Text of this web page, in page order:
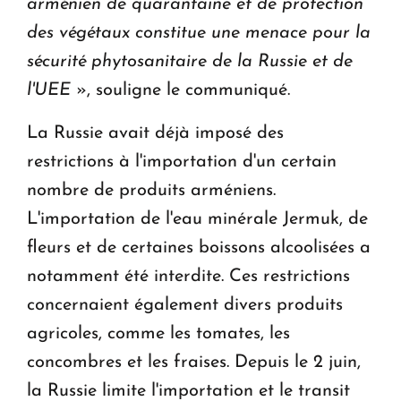
arménien de quarantaine et de protection
des végétaux constitue une menace pour la
sécurité phytosanitaire de la Russie et de
l'UEE », souligne le communiqué.
La Russie avait déjà imposé des
restrictions à l'importation d'un certain
nombre de produits arméniens.
L'importation de l'eau minérale Jermuk, de
fleurs et de certaines boissons alcoolisées a
notamment été interdite. Ces restrictions
concernaient également divers produits
agricoles, comme les tomates, les
concombres et les fraises. Depuis le 2 juin,
la Russie limite l'importation et le transit